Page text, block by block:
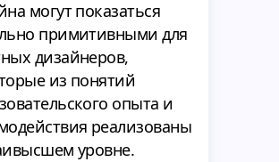
могут показаться
примитивными для
дизайнеров,
из понятий
опыта и
реализованы
уровне.